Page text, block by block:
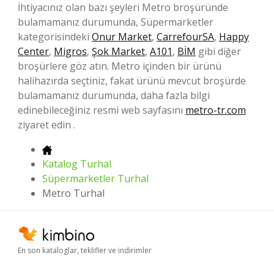
İhtiyacınız olan bazı şeyleri Metro broşüründe
bulamamanız durumunda, Süpermarketler
kategorisindeki Onur Market, CarrefourSA, Happy
Center, Migros, Şok Market, A101, BİM gibi diğer
broşürlere göz atın. Metro içinden bir ürünü
halihazırda seçtiniz, fakat ürünü mevcut broşürde
bulamamanız durumunda, daha fazla bilgi
edinebileceğiniz resmi web sayfasını metro-tr.com
ziyaret edin .
Katalog Turhal
Süpermarketler Turhal
Metro Turhal
En son kataloglar, teklifler ve indirimler